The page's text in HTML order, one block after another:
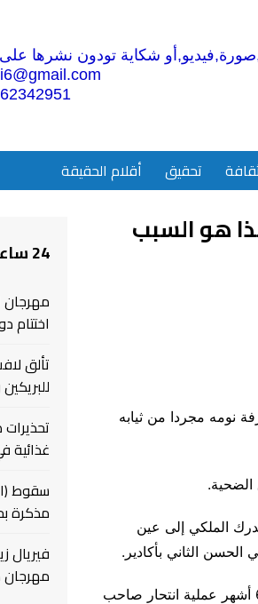
شكاية تودون نشرها على
تحقيق أقلام الحقيقة
هو السبب
نومه مجردا من ثيابه
الملكي إلى عين
الحسن الثاني بأكادير.
وأضاف المنبر أن المنزل الذي عثر فيه على جثة الشاب كان قد شهد قبل حوالي 6 أشهر عملية انتحار صاحب
24 ساعة
مهرجان
اختتام
تألق
غذائية
مذكرة
فيريال
مهرجان